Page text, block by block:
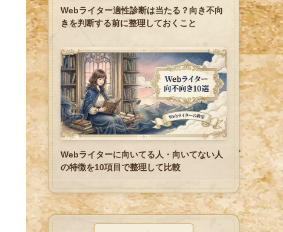
Webライター適性診断は当たる？向き不向
きを判断する前に整理しておくこと
Webライターに向いてる人・向いてない人
の特徴を10項目で整理して比較